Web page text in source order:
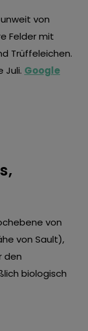
von
Felder mit
Trüffeleichen.
Juli. Google
von
von Sault),
den
biologisch